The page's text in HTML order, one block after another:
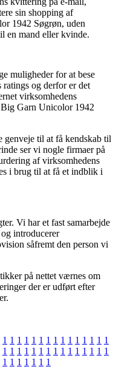
sin shopping af
1942 Søgrøn, uden
en mand eller kvinde.
muligheder for at bese
og derfor er det
virksomhedens
Garn Unicolor 1942
genveje til at få kendskab til
ser vi nogle firmaer på
af virksomhedens
i brug til at få et indblik i
Vi har et fast samarbejde
introducerer
såfremt den person vi
på nettet værnes om
der er udført efter
1 1 1 1 1 1 1 1 1 1 1 1 1 1 1
1 1 1 1 1 1 1 1 1 1 1 1 1 1 1
1 1 1 1 1 1 1